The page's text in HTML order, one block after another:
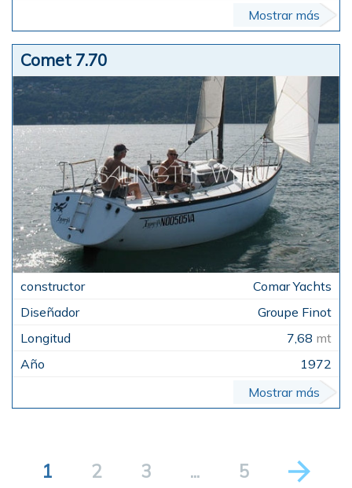
Mostrar más
Comet 7.70
Comar Yachts
Groupe Finot
7,68 mt
1972
Mostrar más
1 2 3 ... 5